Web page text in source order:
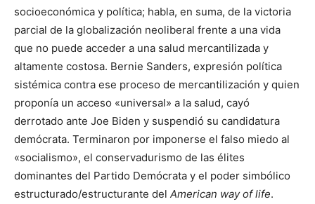
socioeconómica y política; habla, en suma, de la victoria
parcial de la globalización neoliberal frente a una vida
que no puede acceder a una salud mercantilizada y
altamente costosa. Bernie Sanders, expresión política
sistémica contra ese proceso de mercantilización y quien
proponía un acceso «universal» a la salud, cayó
derrotado ante Joe Biden y suspendió su candidatura
demócrata. Terminaron por imponerse el falso miedo al
«socialismo», el conservadurismo de las élites
dominantes del Partido Demócrata y el poder simbólico
estructurado/estructurante del American way of life.